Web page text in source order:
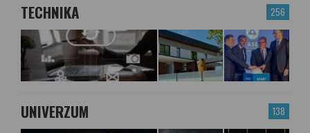
256
TECHNIKA
138
UNIVERZUM